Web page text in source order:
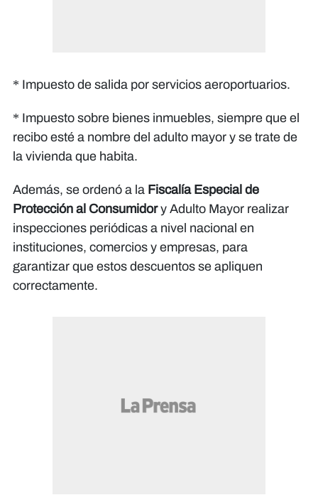
* Impuesto de salida por servicios aeroportuarios.
* Impuesto sobre bienes inmuebles, siempre que el
recibo esté a nombre del adulto mayor y se trate de
la vivienda que habita.
Además, se ordenó a la Fiscalía Especial de
Protección al Consumidory Adulto Mayor realizar
inspecciones periódicas a nivel nacional en
instituciones, comercios y empresas, para
garantizar que estos descuentos se apliquen
correctamente.